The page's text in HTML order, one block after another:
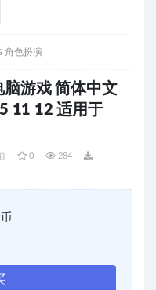
角色扮演
游戏 简体中文
11 12 适用于
0 284